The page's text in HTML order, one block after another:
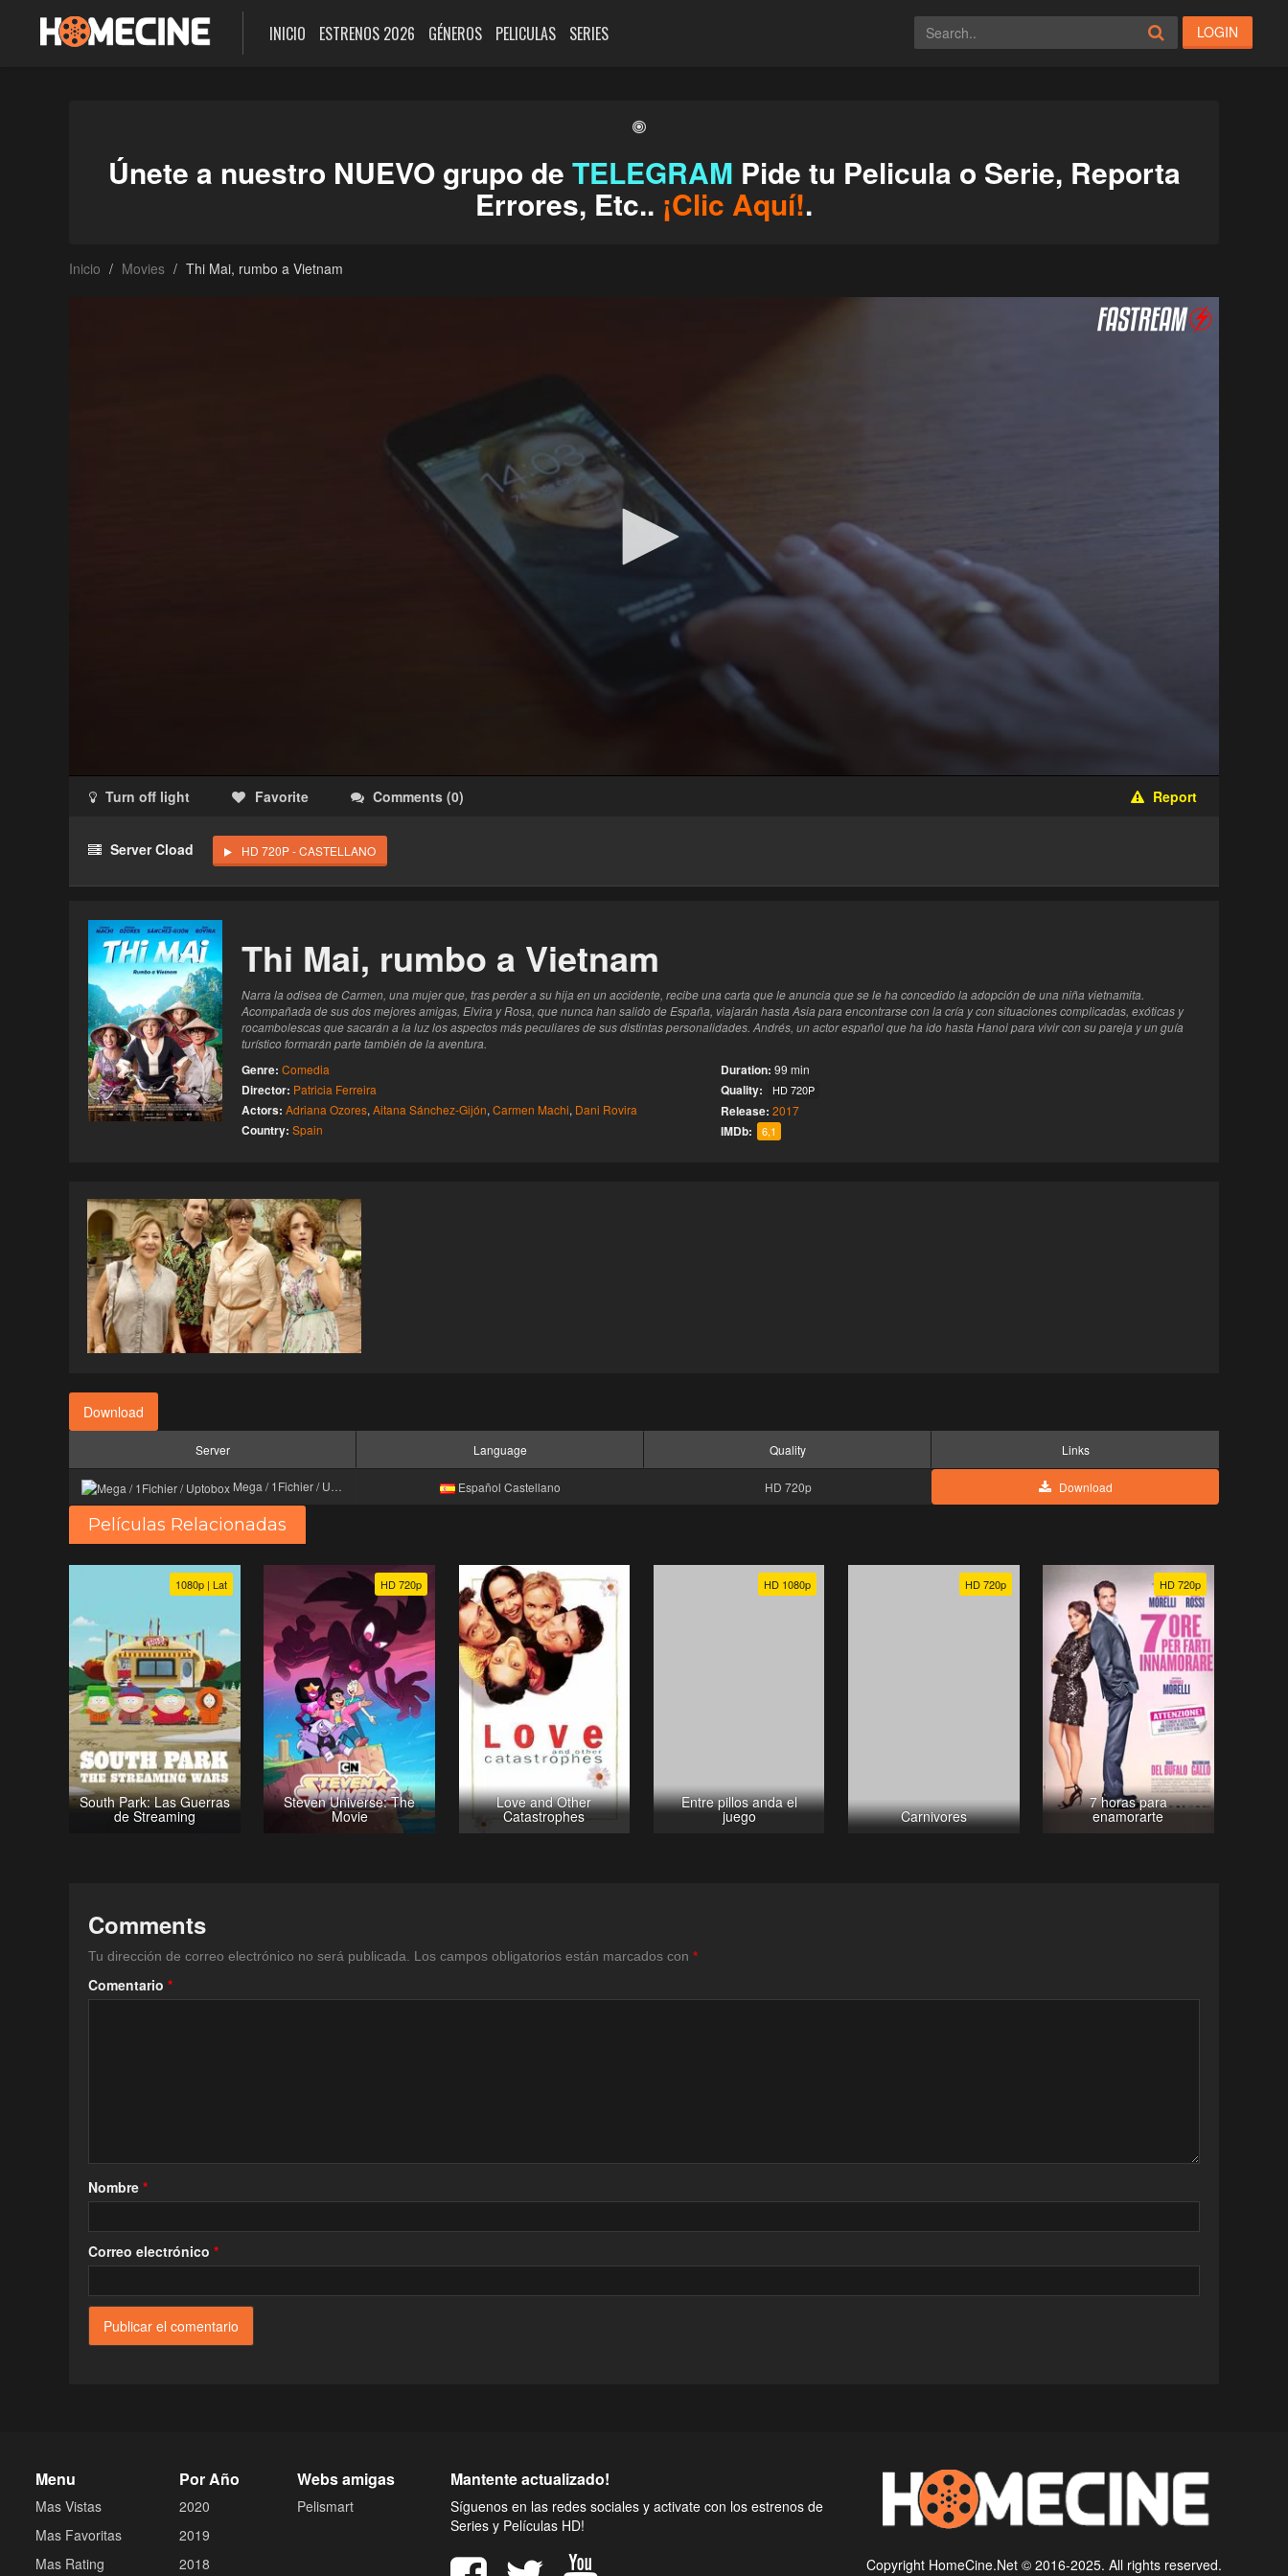
INICIO ESTRENOS 2026 GÉNEROS PELICULAS SERIES LOGIN
Únete a nuestro NUEVO grupo de TELEGRAM Pide tu Pelicula o Serie, Reporta
Errores, Etc.. ¡Clic Aquí!.
Inicio Movies Thi Mai, rumbo a Vietnam
Acceso Requerido
Haz clic 3 veces en el botón para desbloquear este
Clic 1 - Abrir primer enlace
Clics: 0/3
El acceso expira en 1 hora
Turn off light Favorite Comments (0) Report
Server Cload HD 720P - CASTELLANO
Thi Mai, rumbo a Vietnam
Narra la odisea de Carmen, una mujer que, tras perder a su hija en un accidente, recibe una carta que le anuncia que se le ha concedido la adopción de una niña vietnamita.
Acompañada de sus dos mejores amigas, Elvira y Rosa, que nunca han salido de España, viajarán hasta Asia para encontrarse con la cría y con situaciones complicadas, exóticas y
rocambolescas que sacarán a la luz los aspectos más peculiares de sus distintas personalidades. Andrés, un actor español que ha ido hasta Hanoi para vivir con su pareja y un guía
turístico formarán parte también de la aventura.
Genre: Comedia
Director: Patricia Ferreira
Actors: Adriana Ozores, Aitana Sánchez-Gijón, Carmen Machi, Dani Rovira
Country: Spain
Duration: 99 min
Quality: HD 720P
Release: 2017
IMDb: 6,1
Download
Server Language Quality Links
Mega / 1Fichier / Uptobox Español Castellano HD 720p Download
Películas Relacionadas
1080p | Lat
South Park: Las Guerras
de Streaming
HD 720p
Steven Universe: The
Movie
Love and Other
Catastrophes
HD 1080p
Entre pillos anda el
juego
HD 720p
Carnivores
HD 720p
7 horas para
enamorarte
Comments
Tu dirección de correo electrónico no será publicada. Los campos obligatorios están marcados con *
Comentario *
Nombre *
Correo electrónico *
Menu
Mas Vistas
Mas Favoritas
Mas Rating
Por Año
2020
2019
2018
Webs amigas
Pelismart
Mantente actualizado!
Síguenos en las redes sociales y activate con los estrenos de
Series y Películas HD!
Copyright HomeCine.Net © 2016-2025. All rights reserved.